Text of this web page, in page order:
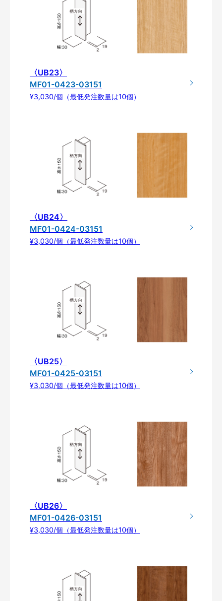
〈UB23〉
MF01-0423-03151
¥3,030/個（最低発注数量は10個）
〈UB24〉
MF01-0424-03151
¥3,030/個（最低発注数量は10個）
〈UB25〉
MF01-0425-03151
¥3,030/個（最低発注数量は10個）
〈UB26〉
MF01-0426-03151
¥3,030/個（最低発注数量は10個）